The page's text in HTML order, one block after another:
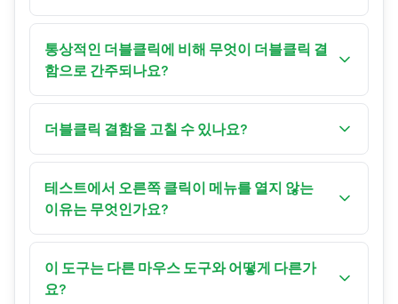
입니다.
이 빨간색으로 바뀌면, 스위치가 스스로 더블클릭
하고 있을 가능성이 큽니다.
거의 항상 버튼 아래 마이크로 스위치 내부의 하드
웨어 결함입니다. 스위치가 마모되면서 금속 접점
이 튀기 시작해(채터링), 한 번의 누름이 두 번으로
중 하나이며, 보통 시간이 지나며 점점 심해집니다.
통상적인 더블클릭에 비해 무엇이 더블클릭 결
함으로 간주되나요?
의도적인 더블클릭 — 폴더 열기처럼 — 은 보통 누
름 사이가 100~300 ms입니다. 결함이 있는 스위치
운스이기 때문입니다. 이 도구는 임계값을 선택하
게 해줍니다(25, 50, 80, 100 또는 150 ms, 80 ms 권
장). 그보다 빠른 같은 버튼의 반복은 의도적 더블
더블클릭 결함을 고칠 수 있나요?
때로는 가능합니다. 소프트웨어 해결책(클릭 지연
또는 디바운스 유틸리티)은 가벼운 채터링을 가릴
수 있고, 일부 게이밍 마우스는 소프트웨어에서 디
다. 영구적인 해결책은 마이크로 스위치 교체(납땜
작업)나 마우스 교체입니다. 보증 기간 내라면 더블
테스트에서 오른쪽 클릭이 메뉴를 열지 않는
이유는 무엇인가요?
테스트 영역은 모든 버튼을 끊김 없이 연타할 수 있
도록 브라우저 컨텍스트 메뉴와 가운데 클릭 자동
스크롤을 의도적으로 차단합니다. 상자 밖을 클릭
이 도구는 다른 마우스 도구와 어떻게 다른가
요?